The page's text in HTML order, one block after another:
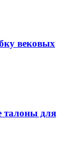
вековых
талоны для